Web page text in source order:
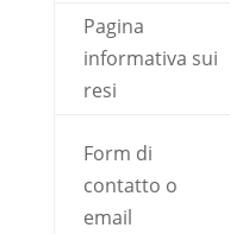
Pagina
informativa sui
resi
Form di
contatto o
email